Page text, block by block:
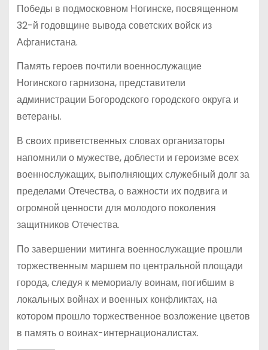
Победы в подмосковном Ногинске, посвященном
32-й годовщине вывода советских войск из
Афганистана.
Память героев почтили военнослужащие
Ногинского гарнизона, представители
администрации Богородского городского округа и
ветераны.
В своих приветственных словах организаторы
напомнили о мужестве, доблести и героизме всех
военнослужащих, выполняющих служебный долг за
пределами Отечества, о важности их подвига и
огромной ценности для молодого поколения
защитников Отечества.
По завершении митинга военнослужащие прошли
торжественным маршем по центральной площади
города, следуя к мемориалу воинам, погибшим в
локальных войнах и военных конфликтах, на
котором прошло торжественное возложение цветов
в память о воинах-интернационалистах.